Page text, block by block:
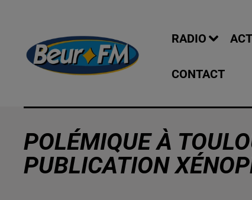
RADIO
CONTACT
POLÉMIQUE À
PUBLICATION